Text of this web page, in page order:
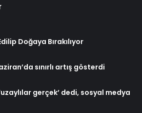
Doğaya Bırakılıyor
sınırlı artış gösterdi
gerçek’ dedi, sosyal medya